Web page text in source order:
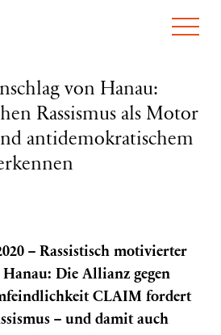
WIE WIR ARBEITEN
WAS WIR TUN
von Hanau:
Rassismus als Motor
antidemokratischem
– Rassistisch motivierter
Die Allianz gegen
CLAIM fordert
– und damit auch